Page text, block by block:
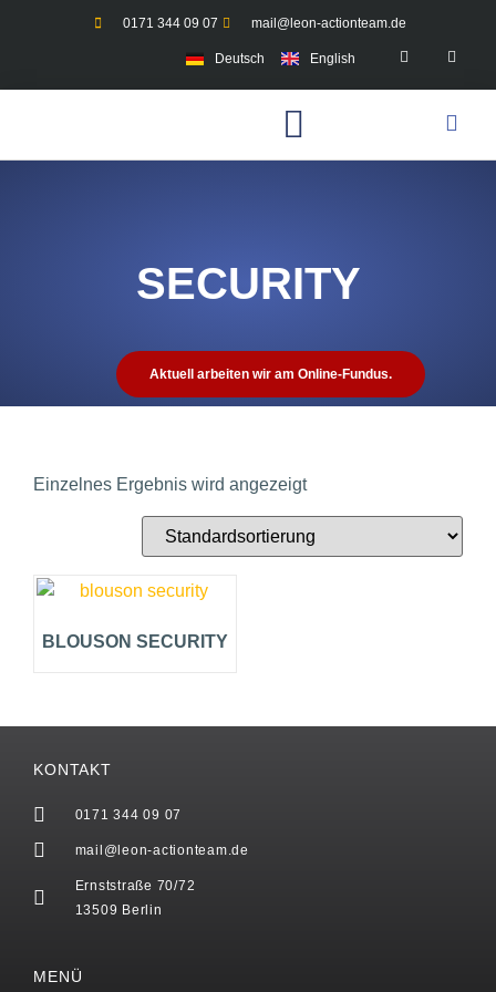
0171 344 09 07 mail@leon-actionteam.de
Deutsch English
SECURITY
Aktuell arbeiten wir am Online-Fundus.
Einzelnes Ergebnis wird angezeigt
BLOUSON SECURITY
KONTAKT
0171 344 09 07
mail@leon-actionteam.de
Ernststraße 70/72
13509 Berlin
MENÜ